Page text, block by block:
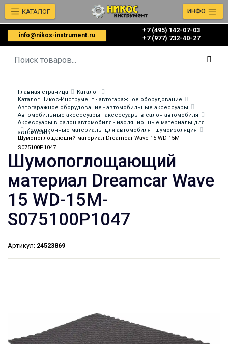
info@nikos-instrument.ru
+7 (495) 142-07-03
‎‎+7 (977) 732-40-27
КАТАЛОГ ИНФО
Главная страница
Каталог
Каталог Никос-Инструмент - автогаражное оборудование
Автогаражное оборудование - автомобильные аксессуары
Автомобильные аксессуары - аксессуары в салон автомобиля
Аксессуары в салон автомобиля - изоляционные материалы для
автомобиля
Изоляционные материалы для автомобиля - шумоизоляция
Шумопоглощающий материал Dreamcar Wave 15 WD-15M-
S075100P1047
Шумопоглощающий
материал Dreamcar Wave
15 WD-15M-
S075100P1047
Артикул: 24523869